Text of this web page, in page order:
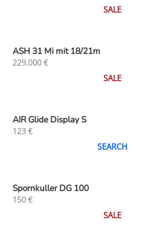
SALE
ASH 31 Mi mit 18/21m
229.000€
SALE
AIR Glide Display S
123 €
SEARCH
Spornkuller DG 100
150€
SALE